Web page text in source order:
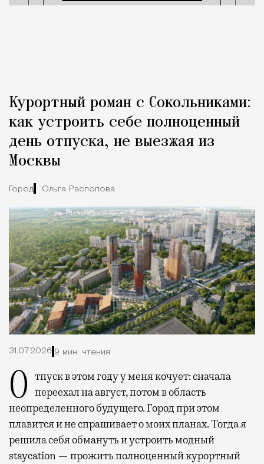
Курортный роман с Сокольниками:
как устроить себе полноценный
день отпуска, не выезжая из
Москвы
Город Ольга Распопова
31.07.2026 9 мин. чтения
Отпуск в этом году у меня кочует: сначала переехал на август, потом в область
неопределенного будущего. Город при этом
плавится и не спрашивает о моих планах. Тогда я
решила себя обмануть и устроить модный
staycation — прожить полноценный курортный